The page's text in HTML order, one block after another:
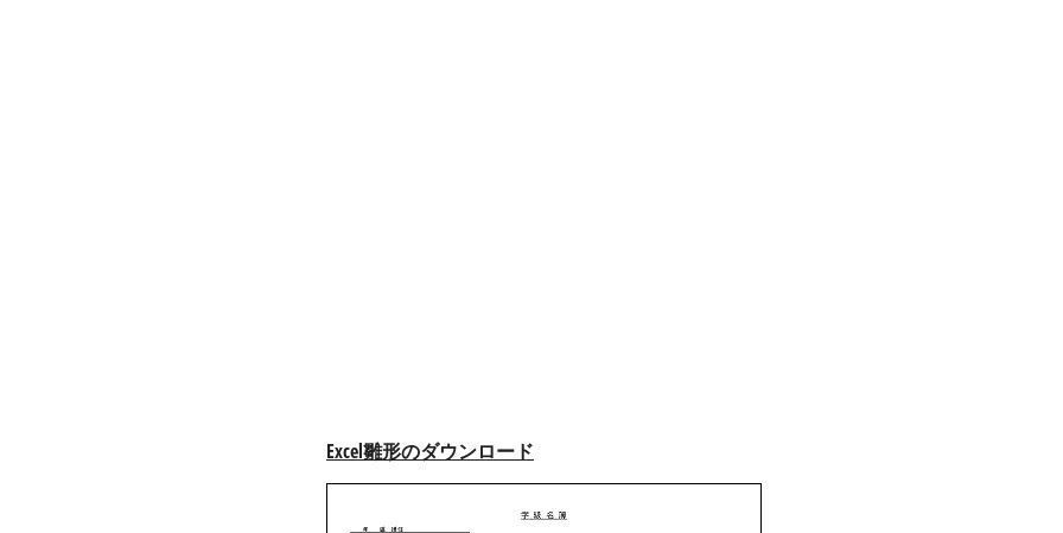
Excel雛形のダウンロード